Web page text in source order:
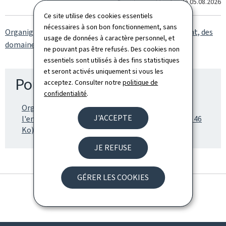
Ce site utilise des cookies essentiels
nécessaires à son bon fonctionnement, sans
usage de données à caractère personnel, et
ne pouvant pas être refusés. Des cookies non
essentiels sont utilisés à des fins statistiques
et seront activés uniquement si vous les
acceptez. Consulter notrepolitique de
confidentialité.
J'ACCEPTE
JE REFUSE
GÉRER LES COOKIES
Organigramme de l'administration de l'enregistrement, des
domaines et de la TVA (Pdf, 46 Ko)
Pour en savoir plus
Organigramme de l'administration de
l'enregistrement, des domaines et de la TVA (Pdf, 46
Ko)